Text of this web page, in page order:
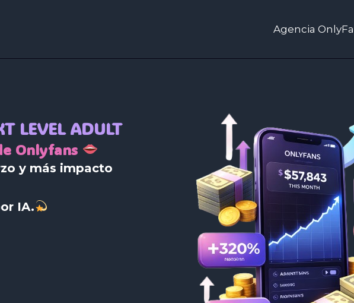
Agencia
LEVEL ADULT
Onlyfans
y más impacto
IA.